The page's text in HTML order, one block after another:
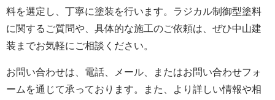
料を選定し、丁寧に塗装を行います。ラジカル制御型塗料
に関するご質問や、具体的な施工のご依頼は、ぜひ中山建
装までお気軽にご相談ください。
お問い合わせは、電話、メール、またはお問い合わせフォ
ームを通じて承っております。また、より詳しい情報や相